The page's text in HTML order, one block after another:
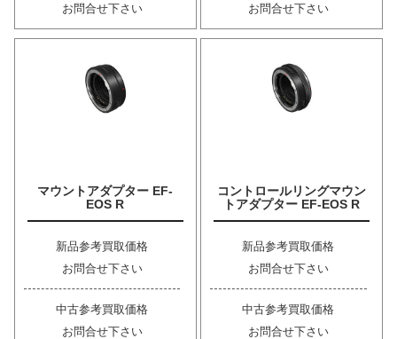
お問合せ下さい
お問合せ下さい
マウントアダプター EF-
EOS R
新品参考買取価格
お問合せ下さい
中古参考買取価格
お問合せ下さい
コントロールリングマウン
トアダプター EF-EOS R
新品参考買取価格
お問合せ下さい
中古参考買取価格
お問合せ下さい